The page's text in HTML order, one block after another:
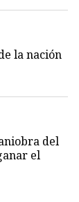
la nación
del
el